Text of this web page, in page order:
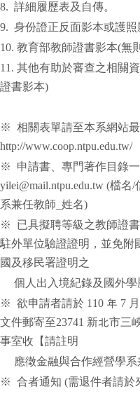
8. 詳細履歷表及自傳。
9. 身份證正反面影本或護照
10. 教育部教師證書影本(無
11. 其他有助於審查之相關
證書影本)
※ 相關表單請至本系網站最
http://www.coop.ntpu.edu.tw/
※ 申請書、專門著作目錄一
yilei@mail.ntpu.edu.tw (檔
系兼任教師_姓名)
※ 已具擬聘等級之教師證
駐外單位驗證證明，並免附
國及移民署證明之
個人出入境紀錄及國外學
※ 欲申請者請於 110 年 7
文件郵寄至23741 新北市三
事室收【請註明
應徵金融與合作經營學系
※ 合者通知 (需退件者請於